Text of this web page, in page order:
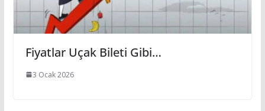
Fiyatlar Uçak Bileti Gibi…
3 Ocak 2026